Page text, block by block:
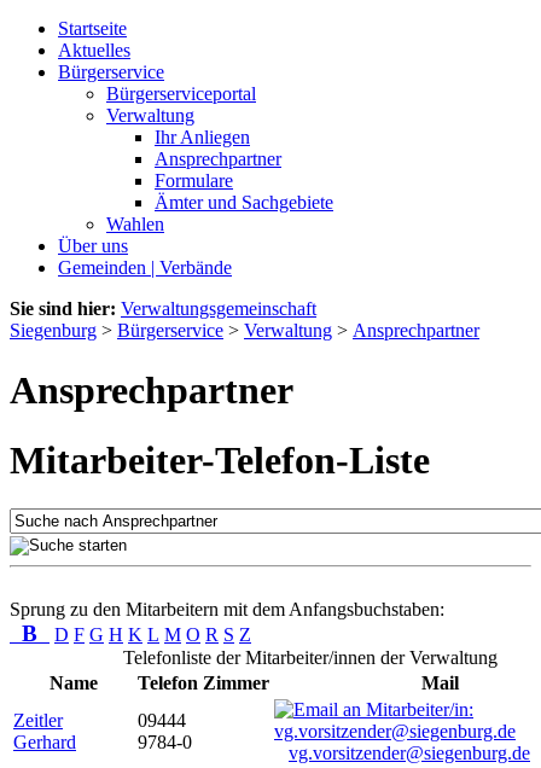
Startseite
Aktuelles
Bürgerservice
Bürgerserviceportal
Verwaltung
Ihr Anliegen
Ansprechpartner
Formulare
Ämter und Sachgebiete
Wahlen
Über uns
Gemeinden | Verbände
Sie sind hier: Verwaltungsgemeinschaft
Siegenburg > Bürgerservice > Verwaltung > Ansprechpartner
Ansprechpartner
Mitarbeiter-Telefon-Liste
Sprung zu den Mitarbeitern mit dem Anfangsbuchstaben:
B D F G H K L M O R S Z
Telefonliste der Mitarbeiter/innen der Verwaltung
Name
Telefon Zimmer
Mail
Zeitler
Gerhard
09444
9784-0
vg.vorsitzender@siegenburg.de